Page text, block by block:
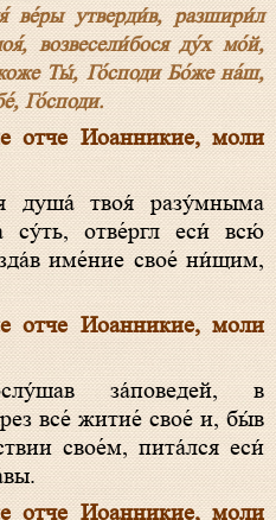
утверди́в, разшири́л
возвесели́бося ду́х мо́й,
Ты́, Го́споди Бо́же на́ш,
Го́споди.
отче Иоанникие, моли
су́ть, отве́ргл еси́ всю́
име́ние свое́ ни́щим,
отче Иоанникие, моли
все́ житие́ свое́ и, бы́в
свое́м, пита́лся еси́
отче Иоанникие, моли